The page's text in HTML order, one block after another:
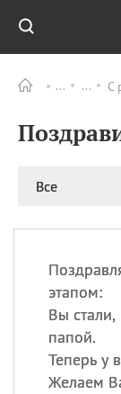
С
Все
этапом:
Вы
папой.
Теперь у
Желаем